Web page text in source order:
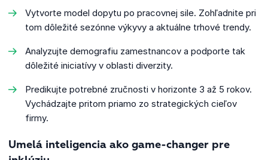
Vytvorte model dopytu po pracovnej sile. Zohľadnite pri
tom dôležité sezónne výkyvy a aktuálne trhové trendy.
Analyzujte demografiu zamestnancov a podporte tak
dôležité iniciatívy v oblasti diverzity.
Predikujte potrebné zručnosti v horizonte 3 až 5 rokov.
Vychádzajte pritom priamo zo strategických cieľov
firmy.
Umelá inteligencia ako game-changer pre